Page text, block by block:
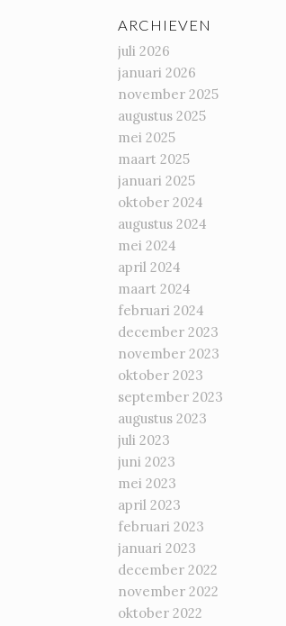
ARCHIEVEN
juli 2026
januari 2026
november 2025
augustus 2025
mei 2025
maart 2025
januari 2025
oktober 2024
augustus 2024
mei 2024
april 2024
maart 2024
februari 2024
december 2023
november 2023
oktober 2023
september 2023
augustus 2023
juli 2023
juni 2023
mei 2023
april 2023
februari 2023
januari 2023
december 2022
november 2022
oktober 2022